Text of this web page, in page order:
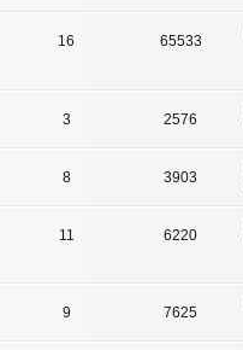
16 65533
3 2576
8 3903
11 6220
9 7625